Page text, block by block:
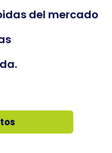
del mercado